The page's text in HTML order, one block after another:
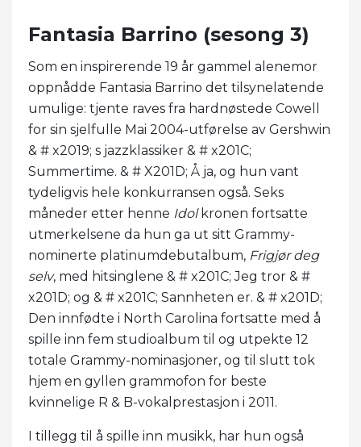
Fantasia Barrino (sesong 3)
Som en inspirerende 19 år gammel alenemor
oppnådde Fantasia Barrino det tilsynelatende
umulige: tjente raves fra hardnøstede Cowell
for sin sjelfulle Mai 2004-utførelse av Gershwin
& # x2019; s jazzklassiker & # x201C;
Summertime. & # X201D; Å ja, og hun vant
tydeligvis hele konkurransen også. Seks
måneder etter henne Idolkronen fortsatte
utmerkelsene da hun ga ut sitt Grammy-
nominerte platinumdebutalbum, Frigjør deg
selv, med hitsinglene & # x201C; Jeg tror & #
x201D; og & # x201C; Sannheten er. & # x201D;
Den innfødte i North Carolina fortsatte med å
spille inn fem studioalbum til og utpekte 12
totale Grammy-nominasjoner, og til slutt tok
hjem en gyllen grammofon for beste
kvinnelige R & B-vokalprestasjon i 2011.
I tillegg til å spille inn musikk, har hun også